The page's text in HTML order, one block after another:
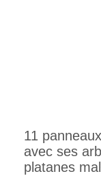
11
avec ses
platanes